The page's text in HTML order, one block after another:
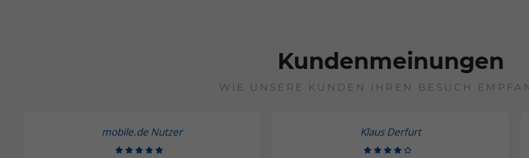
Kundenmeinungen
WIE UNSERE KUNDEN IHREN BESUCH
mobile.de Nutzer Klaus Derfurt